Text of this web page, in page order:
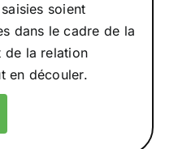
soient
dans le cadre de la
de la relation
en découler.